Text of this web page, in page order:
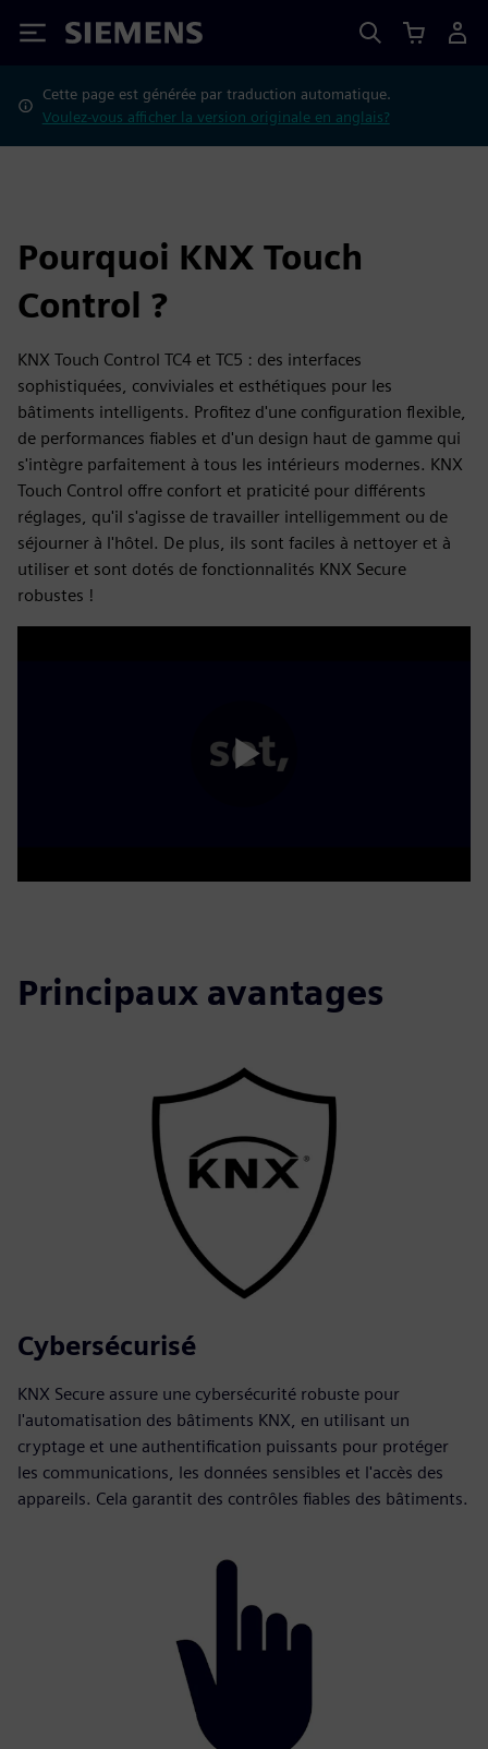
Siemens
Cette page est générée par traduction automatique.
Voulez-vous afficher la version originale en anglais?
Pourquoi KNX Touch
Control ?
KNX Touch Control TC4 et TC5 : des interfaces
sophistiquées, conviviales et esthétiques pour les
bâtiments intelligents. Profitez d'une configuration flexible,
de performances fiables et d'un design haut de gamme qui
s'intègre parfaitement à tous les intérieurs modernes. KNX
Touch Control offre confort et praticité pour différents
réglages, qu'il s'agisse de travailler intelligemment ou de
séjourner à l'hôtel. De plus, ils sont faciles à nettoyer et à
utiliser et sont dotés de fonctionnalités KNX Secure
robustes !
Principaux avantages
Cybersécurisé
KNX Secure assure une cybersécurité robuste pour
l'automatisation des bâtiments KNX, en utilisant un
cryptage et une authentification puissants pour protéger
les communications, les données sensibles et l'accès des
appareils. Cela garantit des contrôles fiables des bâtiments.